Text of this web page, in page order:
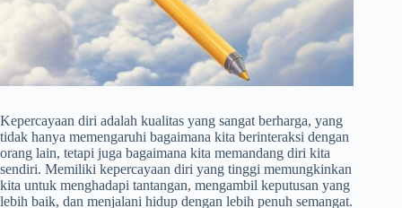
Kepercayaan diri adalah kualitas yang sangat berharga, yang
tidak hanya memengaruhi bagaimana kita berinteraksi dengan
orang lain, tetapi juga bagaimana kita memandang diri kita
sendiri. Memiliki kepercayaan diri yang tinggi memungkinkan
kita untuk menghadapi tantangan, mengambil keputusan yang
lebih baik, dan menjalani hidup dengan lebih penuh semangat.